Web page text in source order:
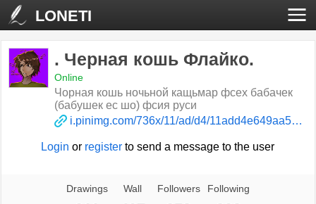
LONETI
. Черная кошь Флайко.
Online
Чорная кошь ночьной кащьмар фсех бабачек
(бабушек ес шо) фсия руси
i.pinimg.com/736x/11/ad/d4/11add4e649aa5824c3379f9e590ef051.jpg
Login or register to send a message to the user
Drawings Wall Followers Following